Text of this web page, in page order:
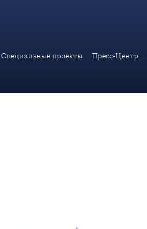
Специальные проекты Пресс-Центр